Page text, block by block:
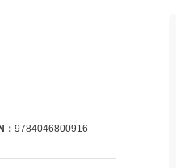
： 9784046800916